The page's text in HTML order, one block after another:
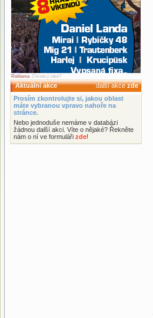
Reklama. Chcete ji také?
Aktuální akce další akcezde
Prosím zkontrolujte si, jakou oblast
máte vybranou vpravo nahoře na
stránce.
Nebo jednoduše nemáme v databázi
žádnou další akci. Víte o nějaké? Řekněte
nám o ní ve formuláři zde!